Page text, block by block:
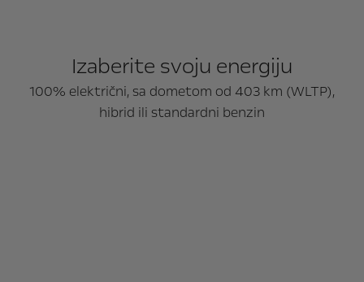
Izaberite svoju energiju
100% električni, sa dometom od 403 km (WLTP),
hibrid ili standardni benzin